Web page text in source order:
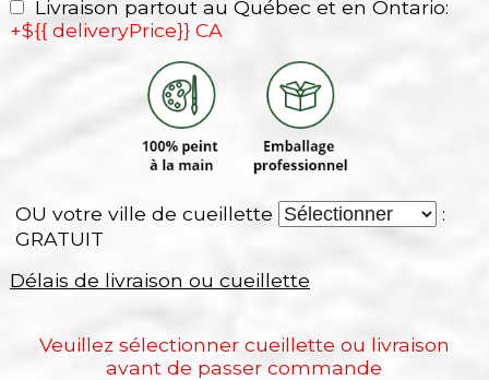
Livraison partout au Québec et en Ontario:
+${{ deliveryPrice}} CA
OU votre ville de cueillette
:
GRATUIT
Délais de livraison ou cueillette
Veuillez sélectionner cueillette ou livraison
avant de passer commande